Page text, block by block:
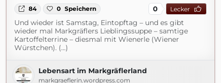
84 0 Speichern 0 Lecker
Und wieder ist Samstag, Eintopftag – und es gibt
wieder mal Markgräflers Lieblingssuppe – samtige
Kartoffelterrine – diesmal mit Wienerle (Wiener
Würstchen). (...)
Lebensart im Markgräflerland
markgraeflerin.wordpress.com